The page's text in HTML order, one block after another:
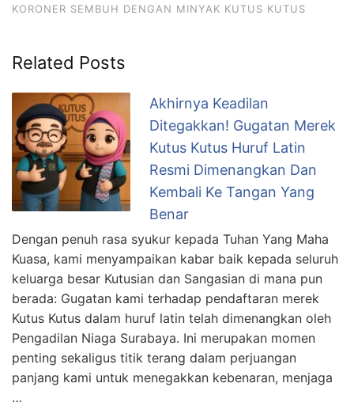
KORONER SEMBUH DENGAN MINYAK KUTUS KUTUS
Related Posts
Akhirnya Keadilan
Ditegakkan! Gugatan Merek
Kutus Kutus Huruf Latin
Resmi Dimenangkan Dan
Kembali Ke Tangan Yang
Benar
Dengan penuh rasa syukur kepada Tuhan Yang Maha
Kuasa, kami menyampaikan kabar baik kepada seluruh
keluarga besar Kutusian dan Sangasian di mana pun
berada: Gugatan kami terhadap pendaftaran merek
Kutus Kutus dalam huruf latin telah dimenangkan oleh
Pengadilan Niaga Surabaya. Ini merupakan momen
penting sekaligus titik terang dalam perjuangan
panjang kami untuk menegakkan kebenaran, menjaga
…